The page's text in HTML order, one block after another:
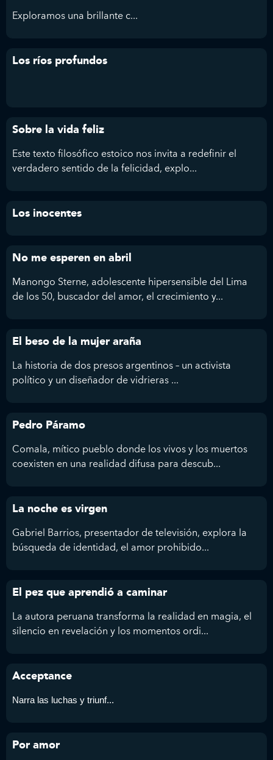
Exploramosuna brillante c...
Los ríos profundos
Sobre la vida feliz
Este texto filosófico estoico nos invita a redefinir el
verdadero sentido de la felicidad, explo...
Los inocentes
No me esperen en abril
Manongo Sterne, adolescente hipersensible del Lima
de los 50, buscador del amor, el crecimiento y...
El beso de la mujer araña
La historia de dos presos argentinos – un activista
político y un diseñador de vidrieras ...
Pedro Páramo
Comala, mítico pueblo donde los vivos y los muertos
coexisten en una realidad difusa para descub...
La noche es virgen
Gabriel Barrios, presentador de televisión, explora la
búsqueda de identidad, el amor prohibido...
El pez que aprendió a caminar
La autora peruana transforma la realidad en magia, el
silencio en revelación y los momentos ordi...
Acceptance
Narra las luchas y triunf...
Por amor